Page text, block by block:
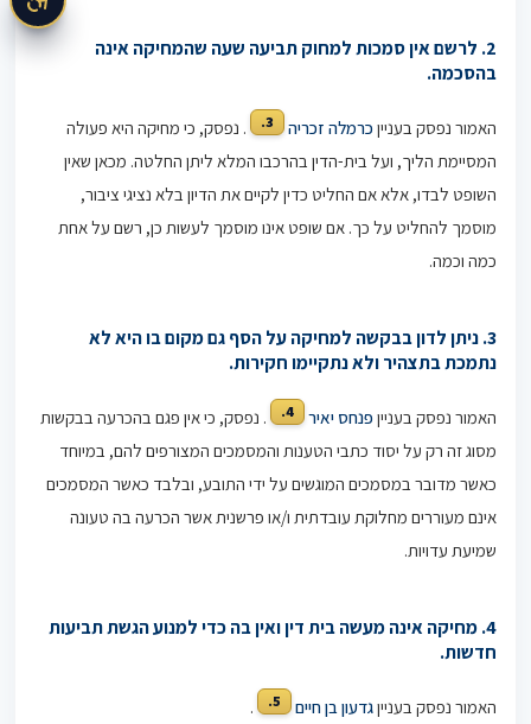
2. לרשם אין סמכות למחוק תביעה שעה שהמחיקה אינה
בהסכמה.
האמור נפסק בעניין כרמלה זכריה 3.
. נפסק, כי מחיקה היא פעולה
המסיימת הליך, ועל בית-הדין בהרכבו המלא ליתן החלטה. מכאן שאין
השופט לבדו, אלא אם החליט כדין לקיים את הדיון בלא נציגי ציבור,
מוסמך להחליט על כך. אם שופט אינו מוסמך לעשות כן, רשם על אחת
כמה וכמה.
3. ניתן לדון בבקשה למחיקה על הסף גם מקום בו היא לא
נתמכת בתצהיר ולא נתקיימו חקירות.
האמור נפסק בעניין פנחס יאיר 4.
. נפסק, כי אין פגם בהכרעה בבקשות
מסוג זה רק על יסוד כתבי הטענות והמסמכים המצורפים להם, במיוחד
כאשר מדובר במסמכים המוגשים על ידי התובע, ובלבד כאשר המסמכים
אינם מעוררים מחלוקת עובדתית ו/או פרשנית אשר הכרעה בה טעונה
שמיעת עדויות.
4. מחיקה אינה מעשה בית דין ואין בה כדי למנוע הגשת תביעות
חדשות.
האמור נפסק בענייןגדעון בן חיים 5.
.